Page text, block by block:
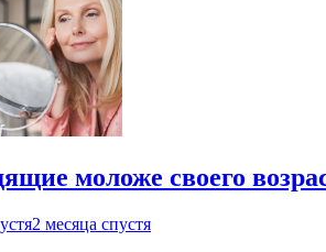
моложе своего
2 месяца спустя